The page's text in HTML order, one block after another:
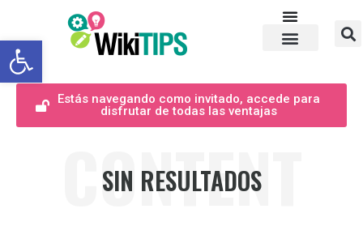
Abrir barra de herramientas
Estás navegando como invitado, accede para
disfrutar de todas las ventajas
CONTENT
SIN RESULTADOS